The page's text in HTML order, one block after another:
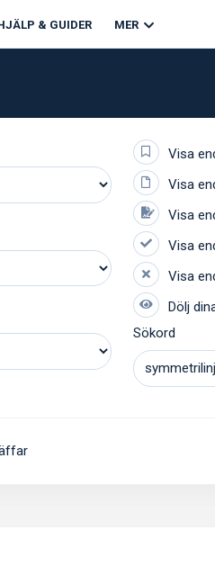
& GUIDER MER
Sökord